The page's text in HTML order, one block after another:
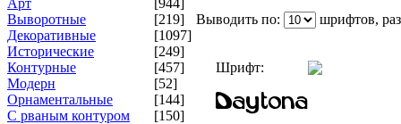
Арт
[944]
Выворотные
[219]
Декоративные
[1097]
Исторические
[249]
Контурные
[457]
Модерн
[52]
Орнаментальные
[144]
С рваным контуром
[150]
Выводить по: шрифтов,
Шрифт: